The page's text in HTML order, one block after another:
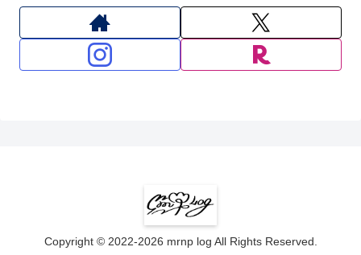
Copyright © 2022-2026 mrnp log All Rights Reserved.